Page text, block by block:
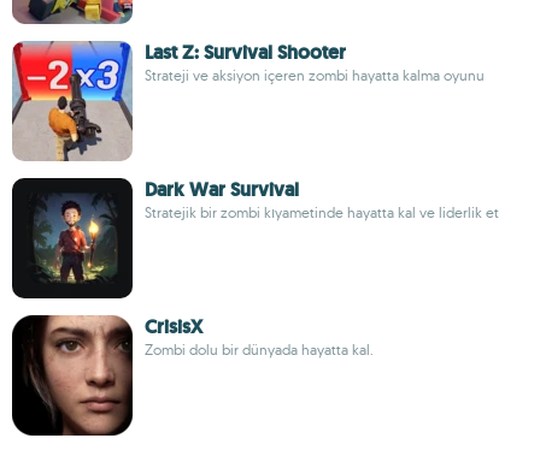
Last Z: Survival Shooter
Strateji ve aksiyon içeren zombi hayatta kalma oyunu
Dark War Survival
Stratejik bir zombi kıyametinde hayatta kal ve liderlik et
CrisisX
Zombi dolu bir dünyada hayatta kal.